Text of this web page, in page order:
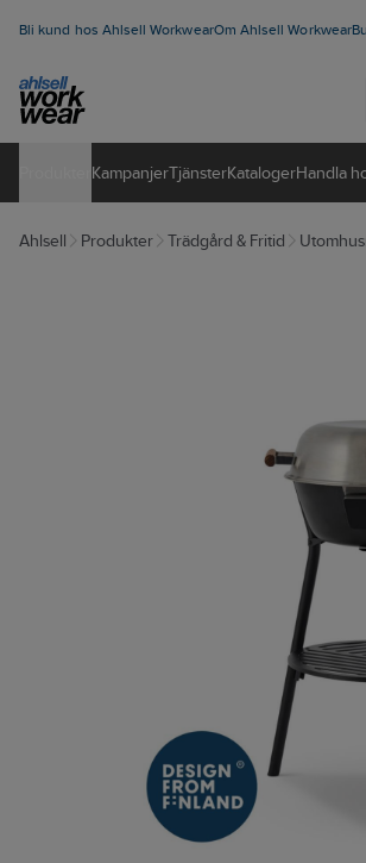
Bli kund hos Ahlsell WorkwearOm Ahlsell Workwear
KampanjerTjänsterKatalogerHandla
Ahlsell Produkter Trädgård & Fritid